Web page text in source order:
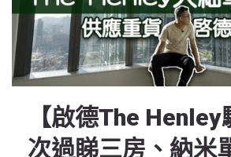
【啟德The
次過睇三房、納米